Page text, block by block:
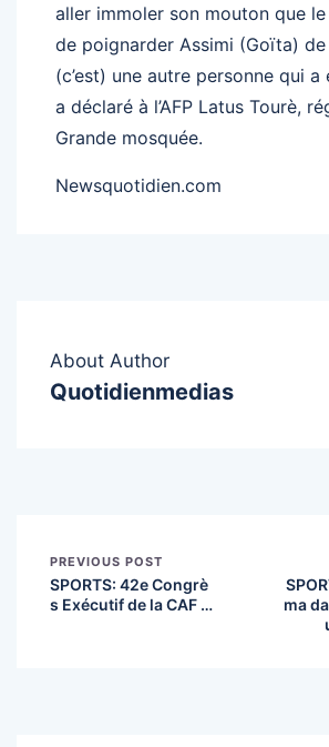
aller immoler son mouton que
de poignarder Assimi (Goïta)
(c’est) une autre personne qui a
a déclaré à l’AFP Latus Tourè,
Grande mosquée.
Newsquotidien.com
About Author
Quotidienmedias
PREVIOUS POST
SPORTS: 42e Congrè
s Exécutif de la CAF …
ma